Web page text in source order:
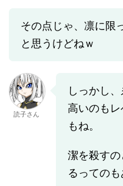
その点じゃ、凛に限
と思うけどねｗ
読子さん
しっかし
高いのも
もね。
潔を殺すの
るってのも